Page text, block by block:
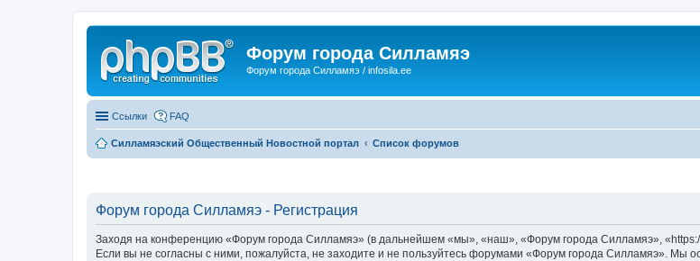
Форум города Силламяэ
Форум города Силламяэ / infosila.ee
Ссылки FAQ
Силламяэский Общественный Новостной портал Список форумов
Форум города Силламяэ - Регистрация
Заходя на конференцию «Форум города Силламяэ» (в дальнейшем «мы», «наш», «Форум города Силламяэ»,
Если вы не согласны с ними, пожалуйста, не заходите и не пользуйтесь форумами «Форум города Силламяэ». Мы